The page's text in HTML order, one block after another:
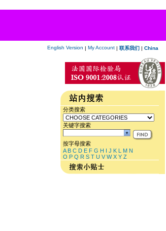
English Version | My Account | 联系我们 | China
分类搜索
关键字搜索
按字母搜索
A B C D E F G H I J K L M N
O P Q R S T U V W X Y Z